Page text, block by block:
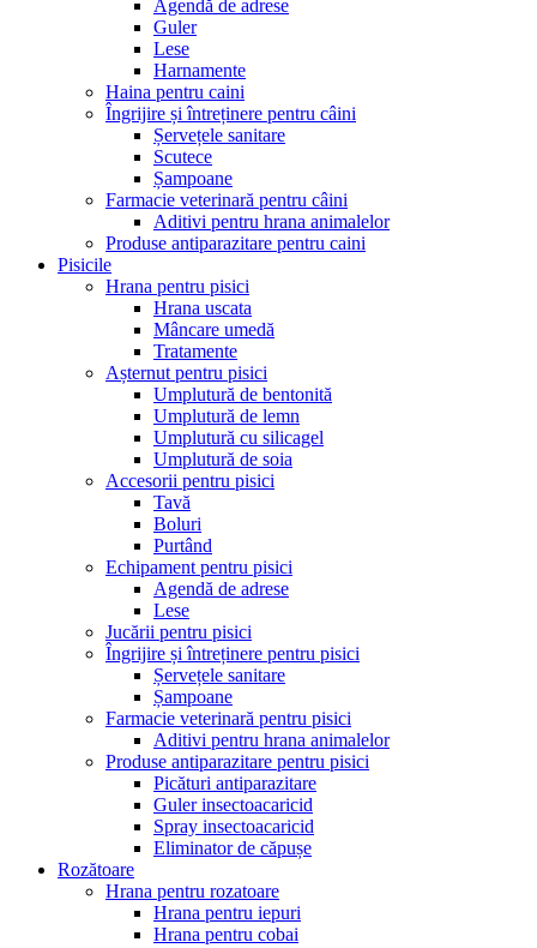
Agendă de adrese
Guler
Lese
Harnamente
Haina pentru caini
Îngrijire și întreținere pentru câini
Șervețele sanitare
Scutece
Șampoane
Farmacie veterinară pentru câini
Aditivi pentru hrana animalelor
Produse antiparazitare pentru caini
Pisicile
Hrana pentru pisici
Hrana uscata
Mâncare umedă
Tratamente
Așternut pentru pisici
Umplutură de bentonită
Umplutură de lemn
Umplutură cu silicagel
Umplutură de soia
Accesorii pentru pisici
Tavă
Boluri
Purtând
Echipament pentru pisici
Agendă de adrese
Lese
Jucării pentru pisici
Îngrijire și întreținere pentru pisici
Șervețele sanitare
Șampoane
Farmacie veterinară pentru pisici
Aditivi pentru hrana animalelor
Produse antiparazitare pentru pisici
Picături antiparazitare
Guler insectoacaricid
Spray insectoacaricid
Eliminator de căpușe
Rozătoare
Hrana pentru rozatoare
Hrana pentru iepuri
Hrana pentru cobai